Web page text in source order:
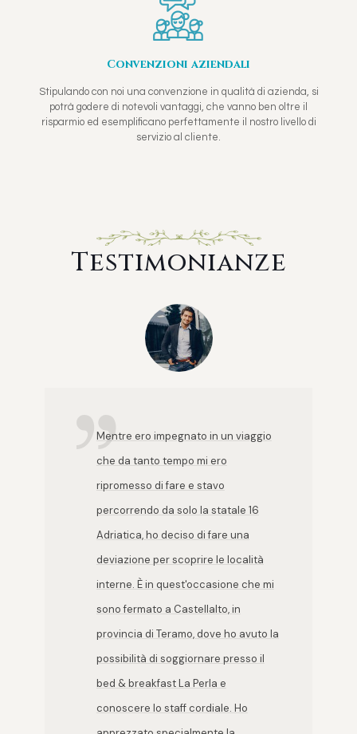
Convenzioni aziendali
Stipulando con noi una convenzione in qualità di azienda, si
potrà godere di notevoli vantaggi, che vanno ben oltre il
risparmio ed esemplificano perfettamente il nostro livello di
servizio al cliente.
Testimonianze
Mentre ero impegnato in un viaggio
che da tanto tempo mi ero
ripromesso di fare e stavo
percorrendo da solo la statale 16
Adriatica, ho deciso di fare una
deviazione per scoprire le località
interne. È in quest'occasione che mi
sono fermato a Castellalto, in
provincia di Teramo, dove ho avuto la
possibilità di soggiornare presso il
bed & breakfast La Perla e
conoscere lo staff cordiale. Ho